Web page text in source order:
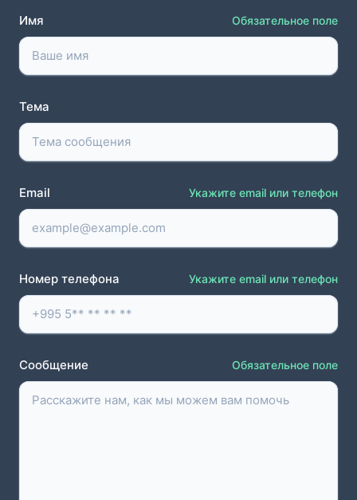
Имя Обязательное поле
Тема
Email Укажите email или телефон
Номер телефона Укажите email или телефон
Сообщение Обязательное поле